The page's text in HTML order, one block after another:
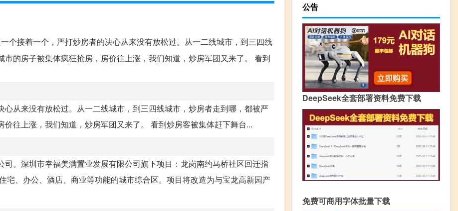
个接着一个，严打炒房者的决心从来没有放松过。从一二线城市，到三四线
的房子被集体疯狂抢房，房价往上涨，我们知道，炒房军团又来了。 看到
从来没有放松过。从一二线城市，到三四线城市，炒房者走到哪，都被严
往上涨，我们知道，炒房军团又来了。 看到炒房客被集体赶下舞台...
。深圳市幸福美满置业发展有限公司旗下项目：龙岗南约马桥社区回迁指
宅、办公、酒店、商业等功能的城市综合区。项目将改造为与宝龙高新园产
公告
DeepSeek全套部署资料免费下载
免费可商用字体批量下载